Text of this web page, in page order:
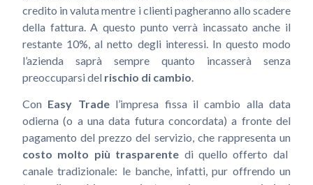
credito in valuta mentre i clienti pagheranno allo scadere
della fattura. A questo punto verrà incassato anche il
restante 10%, al netto degli interessi. In questo modo
l’azienda saprà sempre quanto incasserà senza
preoccuparsi del rischio di cambio
Con Easy Trade l’impresa fissa il cambio alla data
odierna (o a una data futura concordata) a fronte del
pagamento del prezzo del servizio, che rappresenta un
costo molto più trasparente di quello offerto dal
canale tradizionale: le banche, infatti, pur offrendo un